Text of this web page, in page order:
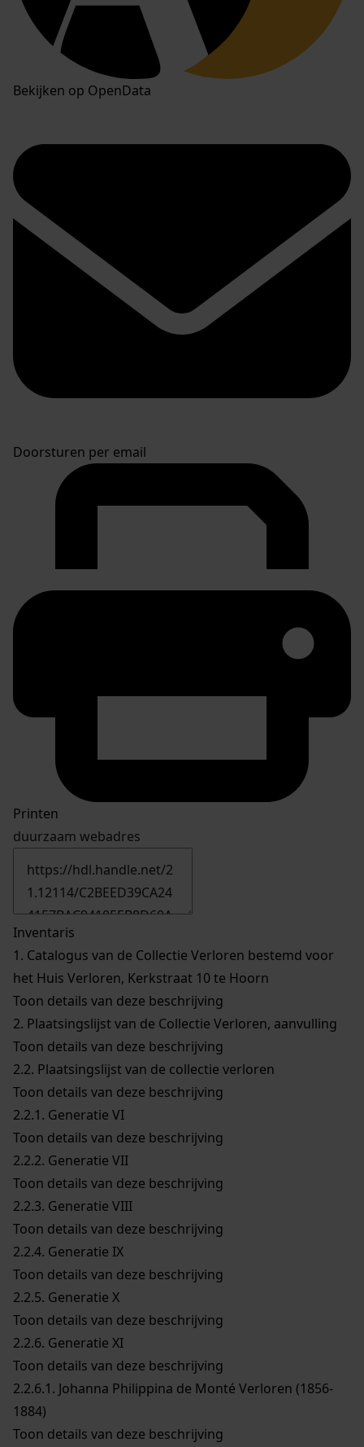
Bekijken op OpenData
Doorsturen per email
Printen
duurzaam webadres
Inventaris
1. Catalogus van de Collectie Verloren bestemd voor
het Huis Verloren, Kerkstraat 10 te Hoorn
Toon details van deze beschrijving
2. Plaatsingslijst van de Collectie Verloren, aanvulling
Toon details van deze beschrijving
2.2. Plaatsingslijst van de collectie verloren
Toon details van deze beschrijving
2.2.1. Generatie VI
Toon details van deze beschrijving
2.2.2. Generatie VII
Toon details van deze beschrijving
2.2.3. Generatie VIII
Toon details van deze beschrijving
2.2.4. Generatie IX
Toon details van deze beschrijving
2.2.5. Generatie X
Toon details van deze beschrijving
2.2.6. Generatie XI
Toon details van deze beschrijving
2.2.6.1. Johanna Philippina de Monté Verloren (1856-
1884)
Toon details van deze beschrijving